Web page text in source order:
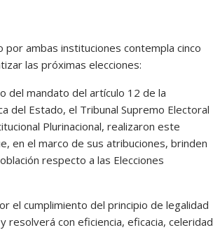
por ambas instituciones contempla cinco
las próximas elecciones:
del mandato del artículo 12 de la
del Estado, el Tribunal Supremo Electoral
Plurinacional, realizaron este
en el marco de sus atribuciones, brinden
respecto a las Elecciones
el cumplimiento del principio de legalidad
resolverá con eficiencia, eficacia, celeridad